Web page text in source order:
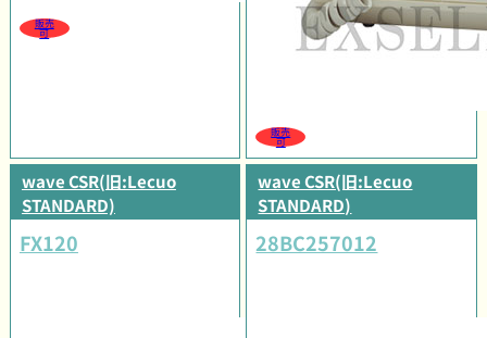
販売
可
販売
可
wave CSR(旧:Lecuo
STANDARD)
FX120
wave CSR(旧:Lecuo
STANDARD)
28BC257012